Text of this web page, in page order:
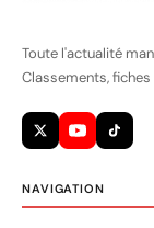
Toute l'actualité
Classements,
NAVIGATION